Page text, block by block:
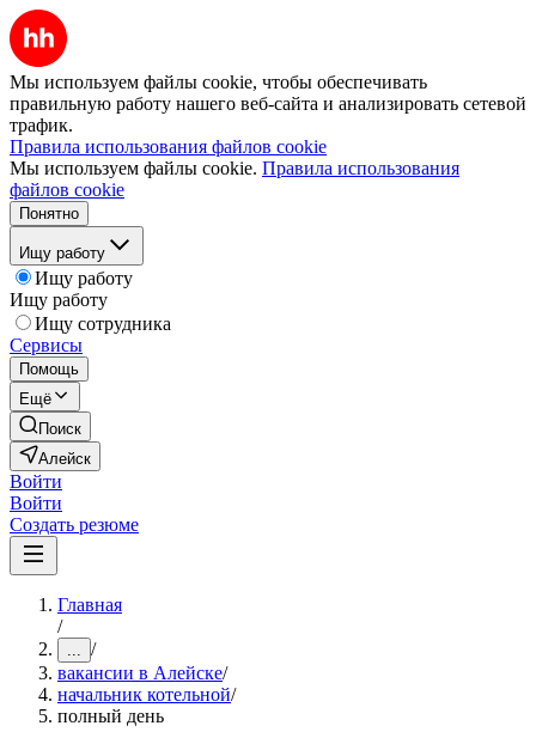
Мы используем файлы cookie, чтобы обеспечивать
правильную работу нашего веб-сайта и анализировать сетевой
трафик.
Правила использования файлов cookie
Мы используем файлы cookie. Правила использования
файлов cookie
Понятно
Ищу работу
Ищу работу
Ищу работу
Ищу сотрудника
Сервисы
Помощь
Ещё
Поиск
Алейск
Войти
Войти
Создать резюме
Главная
/
... /
вакансии в Алейске/
начальник котельной/
полный день